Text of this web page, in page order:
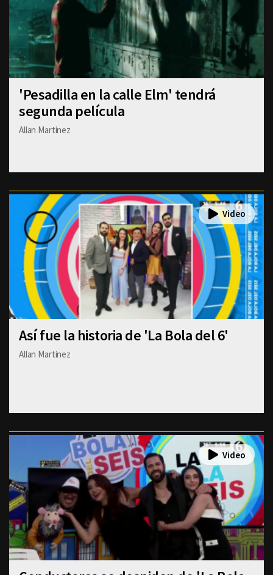
'Pesadilla en la calle Elm' tendrá
segunda película
Allan Martinez
Así fue la historia de 'La Bola del 6'
Allan Martinez